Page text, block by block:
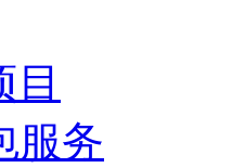
目
服务